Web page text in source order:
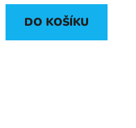
DO KOŠÍKU